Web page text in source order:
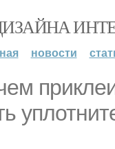
новости